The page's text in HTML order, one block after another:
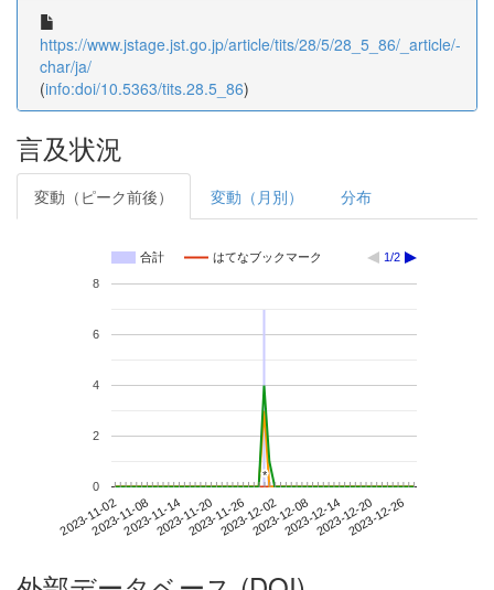
https://www.jstage.jst.go.jp/article/tits/28/5/28_5_86/_article/-
char/ja/
(info:doi/10.5363/tits.28.5_86)
言及状況
変動（ピーク前後） 変動（月別） 分布
合計 はてなブックマーク 1/2
2023-11-022023-11-082023-11-142023-11-202023-11-262023-12-022023-12-082023-12-142023-12-202023-12-26
0
2
4
6
8
*
*